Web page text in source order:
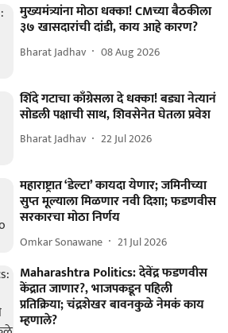
मुख्यमंत्र्यांना मोठा धक्का! CMच्या बैठकीला
३७ खासदारांची दांडी, काय आहे कारण?
Bharat Jadhav 08 Aug 2026
शिंदे गटाचा काँग्रेसला दे धक्का! बड्या नेत्यानं
सोडली पक्षाची साथ, शिवसेनेत घेतला प्रवेश
Bharat Jadhav 22 Jul 2026
महाराष्ट्रात ‘डेल्टा’ कायदा येणार; जमिनीच्या
सुप्त मूल्याला मिळणार नवी दिशा; फडणवीस
सरकारचा मोठा निर्णय
Omkar Sonawane 21 Jul 2026
Maharashtra Politics: देवेंद्र फडणवीस
केंद्रात जाणार?, भाजपकडून पहिली
प्रतिक्रिया; चंद्रशेखर बावनकुळे नेमकं काय
म्हणाले?